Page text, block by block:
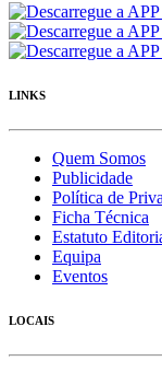
LINKS
Quem Somos
Publicidade
Política de
Ficha Técnica
Estatuto
Equipa
Eventos
LOCAIS